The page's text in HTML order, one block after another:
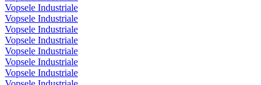
Vopsele Industriale
Vopsele Industriale
Vopsele Industriale
Vopsele Industriale
Vopsele Industriale
Vopsele Industriale
Vopsele Industriale